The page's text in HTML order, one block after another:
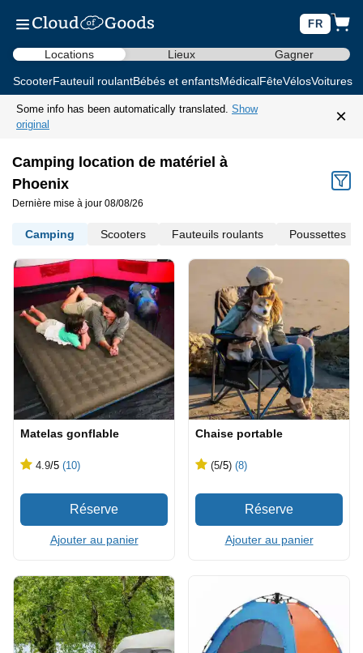
FR
Locations Lieux Gagner
ScooterFauteuil roulantBébés et enfantsMédicalFêteVélosVoitures
Some info has been automatically translated. Show
original
×
Camping location de matériel à
Phoenix
Dernière mise à jour 08/08/26
Camping Scooters Fauteuils roulants Poussettes
Matelas gonflable
4.9/5 (10)
Ajouter au panier
Chaise portable
(5/5) (8)
Ajouter au panier